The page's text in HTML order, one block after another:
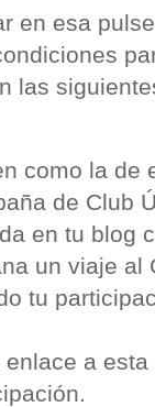
en esa
las
como la de
de Club
en tu blog
un viaje al
tu
a